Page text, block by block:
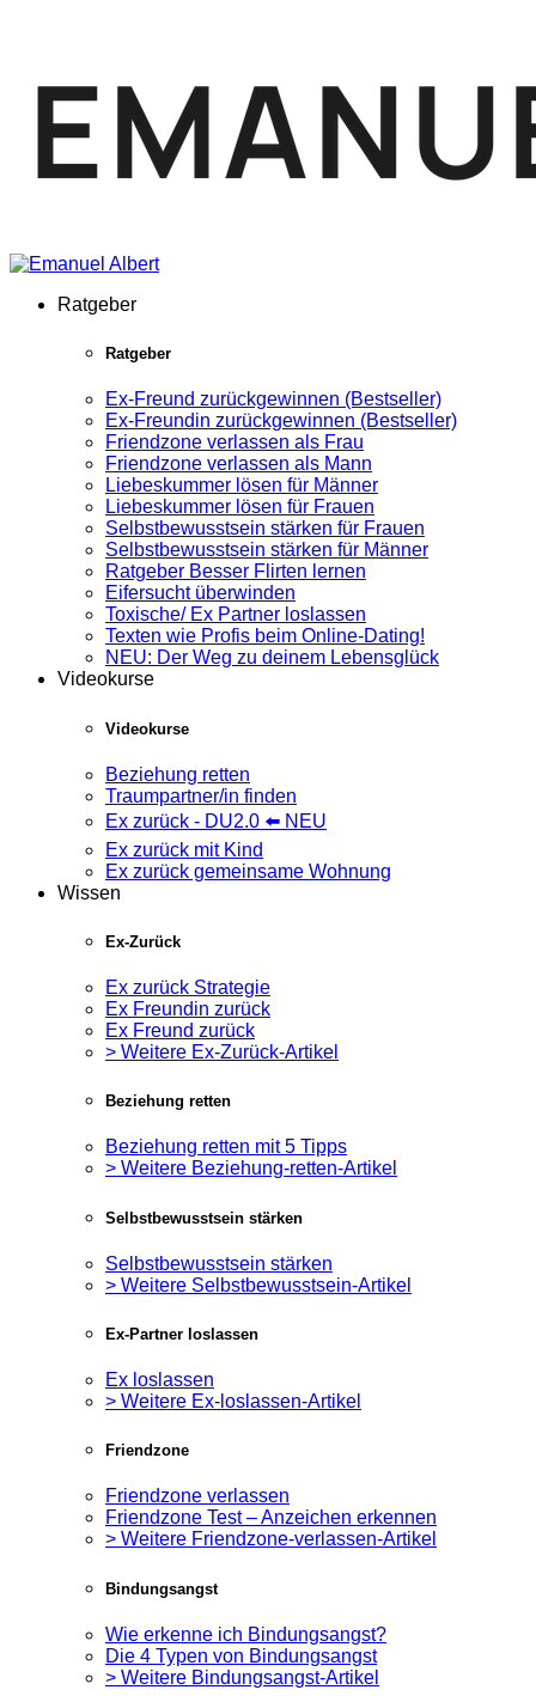
Ratgeber
Ratgeber
Ex-Freund zurückgewinnen (Bestseller)
Ex-Freundin zurückgewinnen (Bestseller)
Friendzone verlassen als Frau
Friendzone verlassen als Mann
Liebeskummer lösen für Männer
Liebeskummer lösen für Frauen
Selbstbewusstsein stärken für Frauen
Selbstbewusstsein stärken für Männer
Ratgeber Besser Flirten lernen
Eifersucht überwinden
Toxische/ Ex Partner loslassen
Texten wie Profis beim Online-Dating!
NEU: Der Weg zu deinem Lebensglück
Videokurse
Videokurse
Beziehung retten
Traumpartner/in finden
Ex zurück - DU2.0 ⬅️ NEU
Ex zurück mit Kind
Ex zurück gemeinsame Wohnung
Wissen
Ex-Zurück
Ex zurück Strategie
Ex Freundin zurück
Ex Freund zurück
> Weitere Ex-Zurück-Artikel
Beziehung retten
Beziehung retten mit 5 Tipps
> Weitere Beziehung-retten-Artikel
Selbstbewusstsein stärken
Selbstbewusstsein stärken
> Weitere Selbstbewusstsein-Artikel
Ex-Partner loslassen
Ex loslassen
> Weitere Ex-loslassen-Artikel
Friendzone
Friendzone verlassen
Friendzone Test – Anzeichen erkennen
> Weitere Friendzone-verlassen-Artikel
Bindungsangst
Wie erkenne ich Bindungsangst?
Die 4 Typen von Bindungsangst
> Weitere Bindungsangst-Artikel